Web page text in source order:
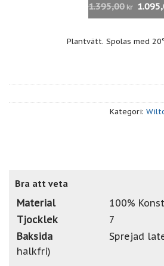
1.395,00 kr
Plantvätt. Spolas med
Kategori:
Bra att veta
Material
100%
Tjocklek
7
Baksida
Sprejad
halkfri)